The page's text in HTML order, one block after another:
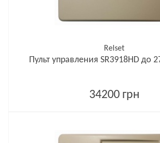
Relset
Пульт управления SR3918HD до
34200 грн